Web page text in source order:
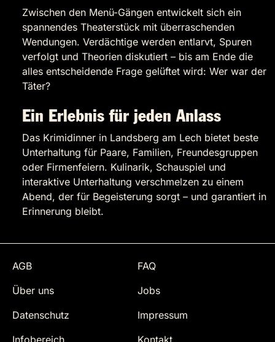
Zwischen den Menü-Gängen entwickelt sich ein
spannendes Theaterstück mit überraschenden
Wendungen. Verdächtige werden entlarvt, Spuren
verfolgt und Theorien diskutiert – bis am Ende die
alles entscheidende Frage gelüftet wird: Wer war der
Täter?
Ein Erlebnis für jeden Anlass
Das Krimidinner in Landsberg am Lech bietet beste
Unterhaltung für Paare, Familien, Freundesgruppen
oder Firmenfeiern. Kulinarik, Schauspiel und
interaktive Unterhaltung verschmelzen zu einem
Abend, der für Begeisterung sorgt – und garantiert in
Erinnerung bleibt.
AGB
FAQ
Über uns
Jobs
Datenschutz
Impressum